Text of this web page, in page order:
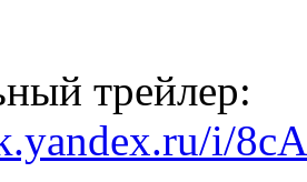
трейлер:
i/